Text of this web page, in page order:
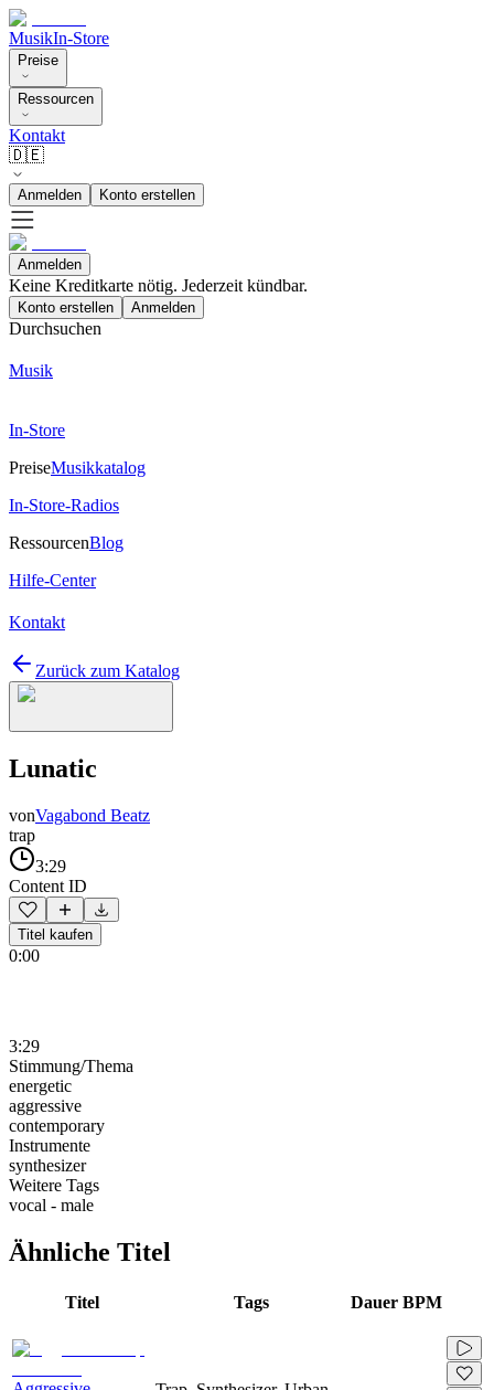
MusikIn-Store
Preise
Ressourcen
Kontakt
🇩🇪
Anmelden Konto erstellen
Anmelden
Keine Kreditkarte nötig. Jederzeit kündbar.
Konto erstellen Anmelden
Durchsuchen
Musik
In-Store
PreiseMusikkatalog
In-Store-Radios
RessourcenBlog
Hilfe-Center
Kontakt
Zurück zum Katalog
Lunatic
vonVagabond Beatz
trap
3:29
Content ID
Titel kaufen
0:00
3:29
Stimmung/Thema
energetic
aggressive
contemporary
Instrumente
synthesizer
Weitere Tags
vocal - male
Ähnliche Titel
Titel Tags Dauer BPM